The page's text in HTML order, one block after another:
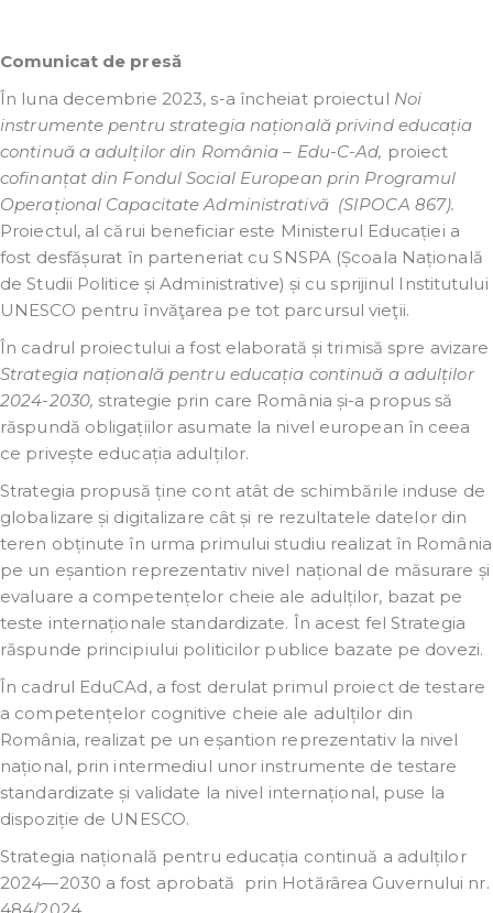
Comunicat de presă
În luna decembrie 2023, s-a încheiat proiectul Noi
instrumente pentru strategia națională privind educația
continuă a adulților din România – Edu-C-Ad, proiect
cofinanțat din Fondul Social European prin Programul
Operațional Capacitate Administrativă(SIPOCA 867).
Proiectul, al cărui beneficiar este Ministerul Educației a
fost desfășurat în parteneriat cu SNSPA (Școala Națională
de Studii Politice și Administrative) și cu sprijinul Institutului
UNESCO pentru învăţarea pe tot parcursul vieţii.
În cadrul proiectului a fost elaborată și trimisă spre avizare
Strategia națională pentru educația continuă a adulților
2024-2030, strategie prin care România și-a propus să
răspundă obligațiilor asumate la nivel european în ceea
ce privește educația adulților.
Strategia propusă ține cont atât de schimbările induse de
globalizare și digitalizare cât și re rezultatele datelor din
teren obținute în urma primului studiu realizat în România
pe un eșantion reprezentativ nivel național de măsurare și
evaluare a competențelor cheie ale adulților, bazat pe
teste internaționale standardizate. În acest fel Strategia
răspunde principiului politicilor publice bazate pe dovezi.
În cadrul EduCAd, a fost derulat primul proiect de testare
a competențelor cognitive cheie ale adulților din
România, realizat pe un eșantion reprezentativ la nivel
național, prin intermediul unor instrumente de testare
standardizate și validate la nivel internațional, puse la
dispoziție de UNESCO.
Strategia națională pentru educația continuă a adulților
2024—2030 a fost aprobată prin Hotărârea Guvernului nr.